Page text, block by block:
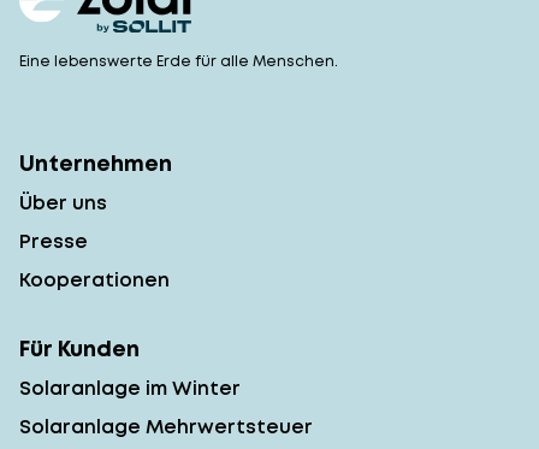
Eine lebenswerte Erde für alle Menschen.
Unternehmen
Über uns
Presse
Kooperationen
Für Kunden
Solaranlage im Winter
Solaranlage Mehrwertsteuer